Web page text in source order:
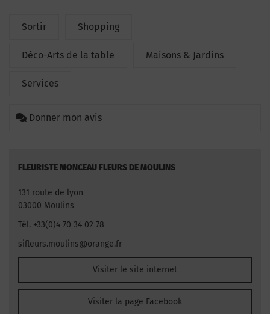
Sortir Shopping
Déco-Arts de la table Maisons & Jardins
Services
Donner mon avis
FLEURISTE MONCEAU FLEURS DE MOULINS
131 route de lyon
03000 Moulins
Tél. +33(0)4 70 34 02 78
sifleurs.moulins@orange.fr
Visiter le site internet
Visiter la page Facebook